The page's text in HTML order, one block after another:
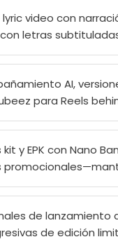
video con
con letras
AI,
para Reels
y EPK con Nano
de lanzamiento
de edición